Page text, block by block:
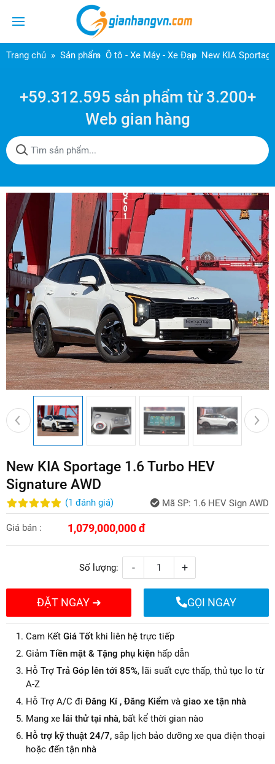
Trang chủ Sản phẩm Ô tô - Xe Máy - Xe Đạp New KIA
+59.312.595 sản phẩm từ 3.200+
Web gian hàng
New KIA Sportage 1.6 Turbo HEV
Signature AWD
(1 đánh giá) Mã SP: 1.6 HEV Sign AWD
Giá bán : 1,079,000,000 đ
Số lượng: - +
ĐẶT NGAY ➜ GỌI NGAY
Cam Kết Giá Tốt khi liên hệ trực tiếp
Giảm Tiền mặt & Tặng phụ kiện hấp dẫn
Hỗ Trợ Trả Góp lên tới 85%, lãi suất cực thấp, thủ tục lo từ
A-Z
Hỗ Trợ A/C đi Đăng Kí , Đăng Kiểm và giao xe tận nhà
Mang xe lái thử tại nhà, bất kể thời gian nào
Hỗ trợ kỹ thuật 24/7, sắp lịch bảo dưỡng xe qua điện thoại
hoặc đến tận nhà